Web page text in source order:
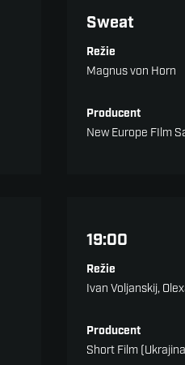
Sweat
Režie
Magnus von Horn
Producent
New Europe FIlm
19:00
Režie
Ivan Voljanskij,
Producent
Short Film